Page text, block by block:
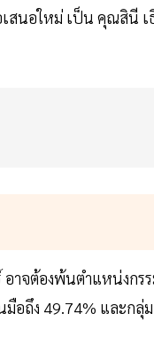
สนอใหม่ เป็น คุณสินี
าจต้องพ้นตำแหน่งกร
ถึง 49.74% และกลุ่ม